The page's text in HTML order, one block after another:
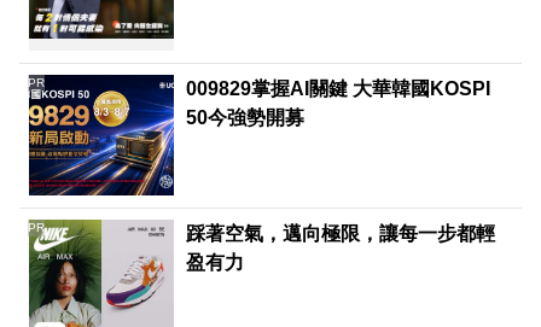
009829掌握AI關鍵 大華韓國KOSPI
50今強勢開募
PR
踩著空氣，邁向極限，讓每一步都輕
盈有力
PR